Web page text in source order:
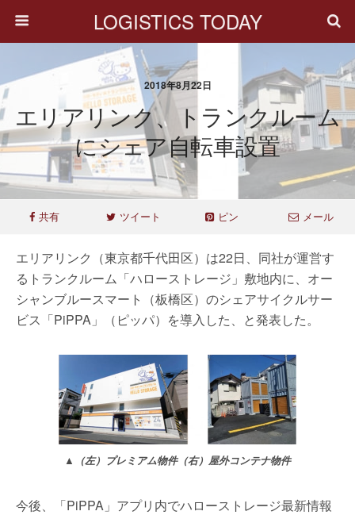
LOGISTICS TODAY
2018年8月22日
エリアリンク、トランクルーム
にシェア自転車設置
共有 ツイート ピン メール
エリアリンク（東京都千代田区）は22日、同社が運営す
るトランクルーム「ハローストレージ」敷地内に、オー
シャンブルースマート（板橋区）のシェアサイクルサー
ビス「PiPPA」（ピッパ）を導入した、と発表した。
▲（左）プレミアム物件（右）屋外コンテナ物件
今後、「PiPPA」アプリ内でハローストレージ最新情報